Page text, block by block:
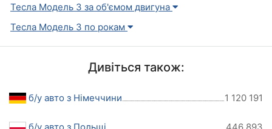
Тесла Модель 3 за об'ємом двигуна
Тесла Модель 3 по рокам
Дивіться також:
б/у авто з Німеччини 1 120 191
б/у авто з Польщі 446 893